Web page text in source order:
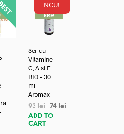
–
NOU!
REDUC
ERE!
Ser cu
Vitamine
C, A si E
BIO – 30
ml –
Aromax
93lei 74 lei
ADD TO
CART